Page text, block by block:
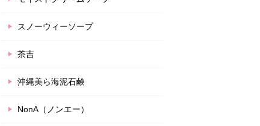
スノーウィーソープ
茶吉
沖縄美ら海泥石鹸
NonA（ノンエー）